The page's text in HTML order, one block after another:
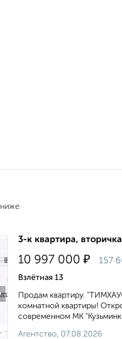
3-к квартира,
10 997 000 ₽ 157
Взлётная 13
Продам квартиру.
комнатной квартиры!
современном МК
Агентство, 07.08.2026